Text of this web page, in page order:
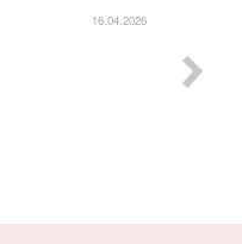
08.04.2026
de la vida con cuatro